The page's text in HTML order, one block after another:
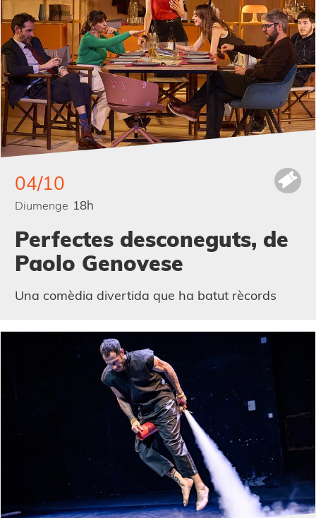
04/10
Diumenge 18h
Perfectes desconeguts, de
Paolo Genovese
Una comèdia divertida que ha batut rècords